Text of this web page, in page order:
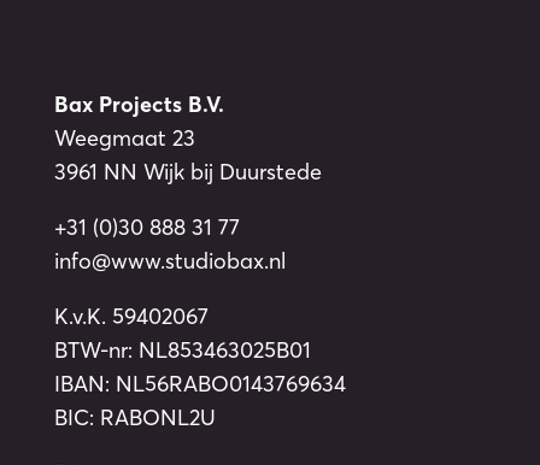
Bax Projects B.V.
Weegmaat 23
3961 NN Wijk bij Duurstede
+31 (0)30 888 31 77
info@www.studiobax.nl
K.v.K. 59402067
BTW-nr: NL853463025B01
IBAN: NL56RABO0143769634
BIC: RABONL2U